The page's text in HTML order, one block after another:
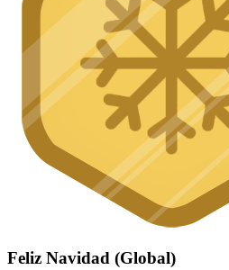
Feliz Navidad (Global)